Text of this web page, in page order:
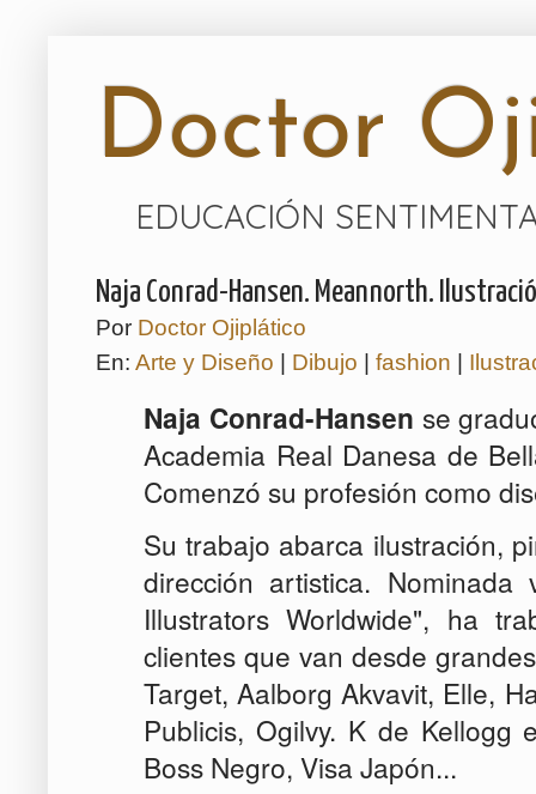
Doctor
EDUCACIÓN
Naja Conrad-Hansen. Meannorth.
Por Doctor Ojiplático
En: Arte y Diseño Dibujo fashion
Naja Conrad-Hansen se
Academia Real Danesa de
Comenzó su profesión como
Su trabajo abarca ilustración,
dirección artistica.
Illustrators Worldwide", ha
clientes que van desde
Target, Aalborg Akvavit, Elle,
Publicis, Ogilvy. K de Kellogg
Boss Negro, Visa Japón...